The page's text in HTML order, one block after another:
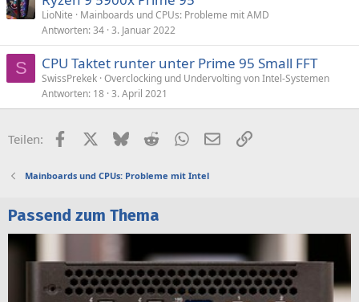
LioNite
Mainboards und CPUs: Probleme mit AMD
Antworten 34 3. Januar 2022
S CPU Taktet runter unter Prime 95 Small FFT
SwissPrekek Overclocking und Undervolting von Intel-Systemen
Antworten 18 3. April 2021
Teilen: FacebookX (Twitter)
BlueskyRedditWhatsApp
E-MailLink
Mainboards und CPUs: Probleme mit Intel
Passend zum Thema